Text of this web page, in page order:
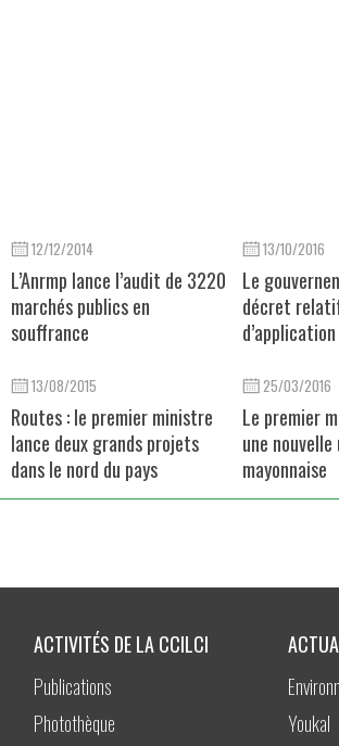
12/12/2014
L’Anrmp lance l’audit de 3220
marchés publics en
souffrance
13/10/2016
Le
décret
13/08/2015
Routes : le premier ministre
lance deux grands projets
dans le nord du pays
25/03/2016
Le premier
une nouvelle
mayonnaise
ACTIVITÉS DE LA CCILCI
Publications
Photothèque
Youkal